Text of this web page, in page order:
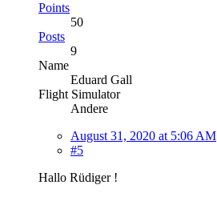
Points
50
Posts
9
Name
Eduard Gall
Flight Simulator
Andere
August 31, 2020 at 5:06 AM
#5
Hallo Rüdiger !